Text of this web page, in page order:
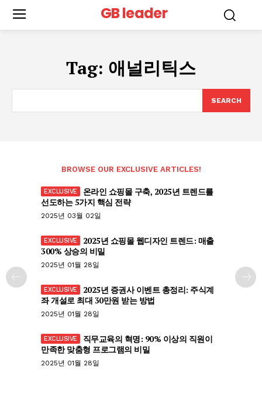
GB leader
Tag: 애널리틱스
SEARCH
BROWSE OUR EXCLUSIVE ARTICLES!
온라인 쇼핑몰 구축, 2025년 트렌드를
선도하는 5가지 핵심 전략
2025년 03월 02일
2025년 쇼핑몰 웹디자인 트렌드: 매출
300% 상승의 비밀
2025년 01월 28일
2025년 증권사 이벤트 총정리: 주식계
좌 개설로 최대 30만원 받는 방법
2025년 01월 28일
직무교육의 혁명: 90% 이상의 직원이
만족한 맞춤형 프로그램의 비밀
2025년 01월 28일